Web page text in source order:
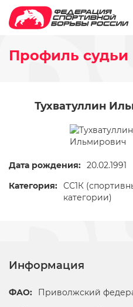
Профиль судьи
Тухватуллин
Дата рождения: 20.02.1991
Категория: СС1К
категории)
Информация
ФАО:
Приволжский